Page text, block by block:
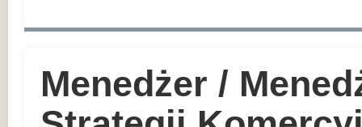
Menedżer /